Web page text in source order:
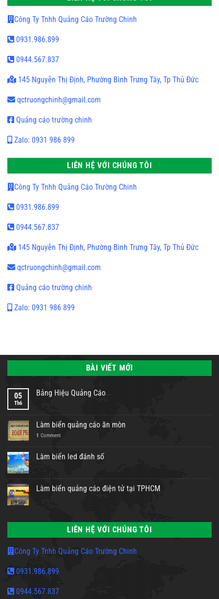
Công Ty Tnhh Quảng Cáo Trường Chinh
0931.986.899
0944.567.837
145 Nguyễn Thị Định, Phường Bình Trưng Tây, Tp Thủ Đức
qctruongchinh@gmail.com
Quảng cáo trường chinh
Zalo: 0931 986 899
LIÊN HỆ VỚI CHÚNG TÔI
Công Ty Tnhh Quảng Cáo Trường Chinh
0931.986.899
0944.567.837
145 Nguyễn Thị Định, Phường Bình Trưng Tây, Tp Thủ Đức
qctruongchinh@gmail.com
Quảng cáo trường chinh
Zalo: 0931 986 899
BÀI VIẾT MỚI
05
Th6
Bảng Hiệu Quảng Cáo
Làm biển quảng cáo ăn mòn
1 Comment
Làm biển led đánh số
Làm biển quảng cáo điện tử tại TPHCM
LIÊN HỆ VỚI CHÚNG TÔI
Công Ty Tnhh Quảng Cáo Trường Chinh
0931.986.899
0944.567.837